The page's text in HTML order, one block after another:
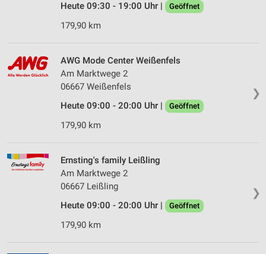
Heute 09:30 - 19:00 Uhr |
Geöffnet
179,90 km
❯
AWG Mode Center Weißenfels
Am Marktwege 2
06667 Weißenfels
Heute 09:00 - 20:00 Uhr |
Geöffnet
179,90 km
❯
Ernsting's family Leißling
Am Marktwege 2
06667 Leißling
Heute 09:00 - 20:00 Uhr |
Geöffnet
179,90 km